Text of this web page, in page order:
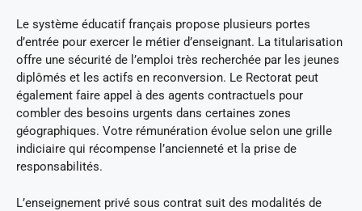
Le système éducatif français propose plusieurs portes
d’entrée pour exercer le métier d’enseignant. La titularisation
offre une sécurité de l’emploi très recherchée par les jeunes
diplômés et les actifs en reconversion. Le Rectorat peut
également faire appel à des agents contractuels pour
combler des besoins urgents dans certaines zones
géographiques. Votre rémunération évolue selon une grille
indiciaire qui récompense l’ancienneté et la prise de
responsabilités.
L’enseignement privé sous contrat suit des modalités de